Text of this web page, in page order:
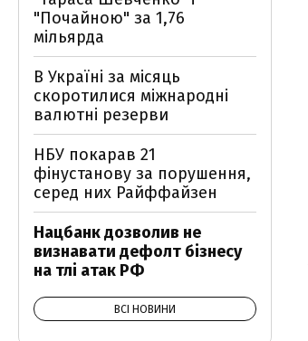
"Почайною" за 1,76
мільярда
В Україні за місяць
скоротилися міжнародні
валютні резерви
НБУ покарав 21
фінустанову за порушення,
серед них Райффайзен
Нацбанк дозволив не
визнавати дефолт бізнесу
на тлі атак РФ
ВСІ НОВИНИ